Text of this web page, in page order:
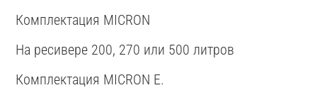
Комплектация MICRON
На ресивере 200, 270 или 500 литров
Комплектация MICRON E.